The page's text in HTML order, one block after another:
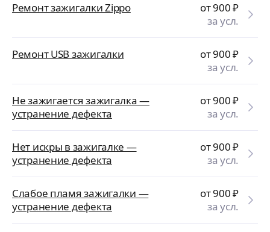
Ремонт зажигалки Zippo от 900₽
за усл.
Ремонт USB зажигалки от 900₽
за усл.
Не зажигается зажигалка —
устранение дефекта
от 900₽
за усл.
Нет искры в зажигалке —
устранение дефекта
от 900₽
за усл.
Слабое пламя зажигалки —
устранение дефекта
от 900₽
за усл.